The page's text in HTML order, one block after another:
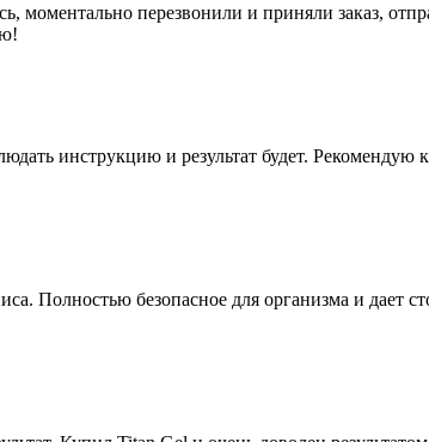
моментально перезвонили и приняли заказ,
инструкцию и результат будет. Рекомендую
Полностью безопасное для организма и дает